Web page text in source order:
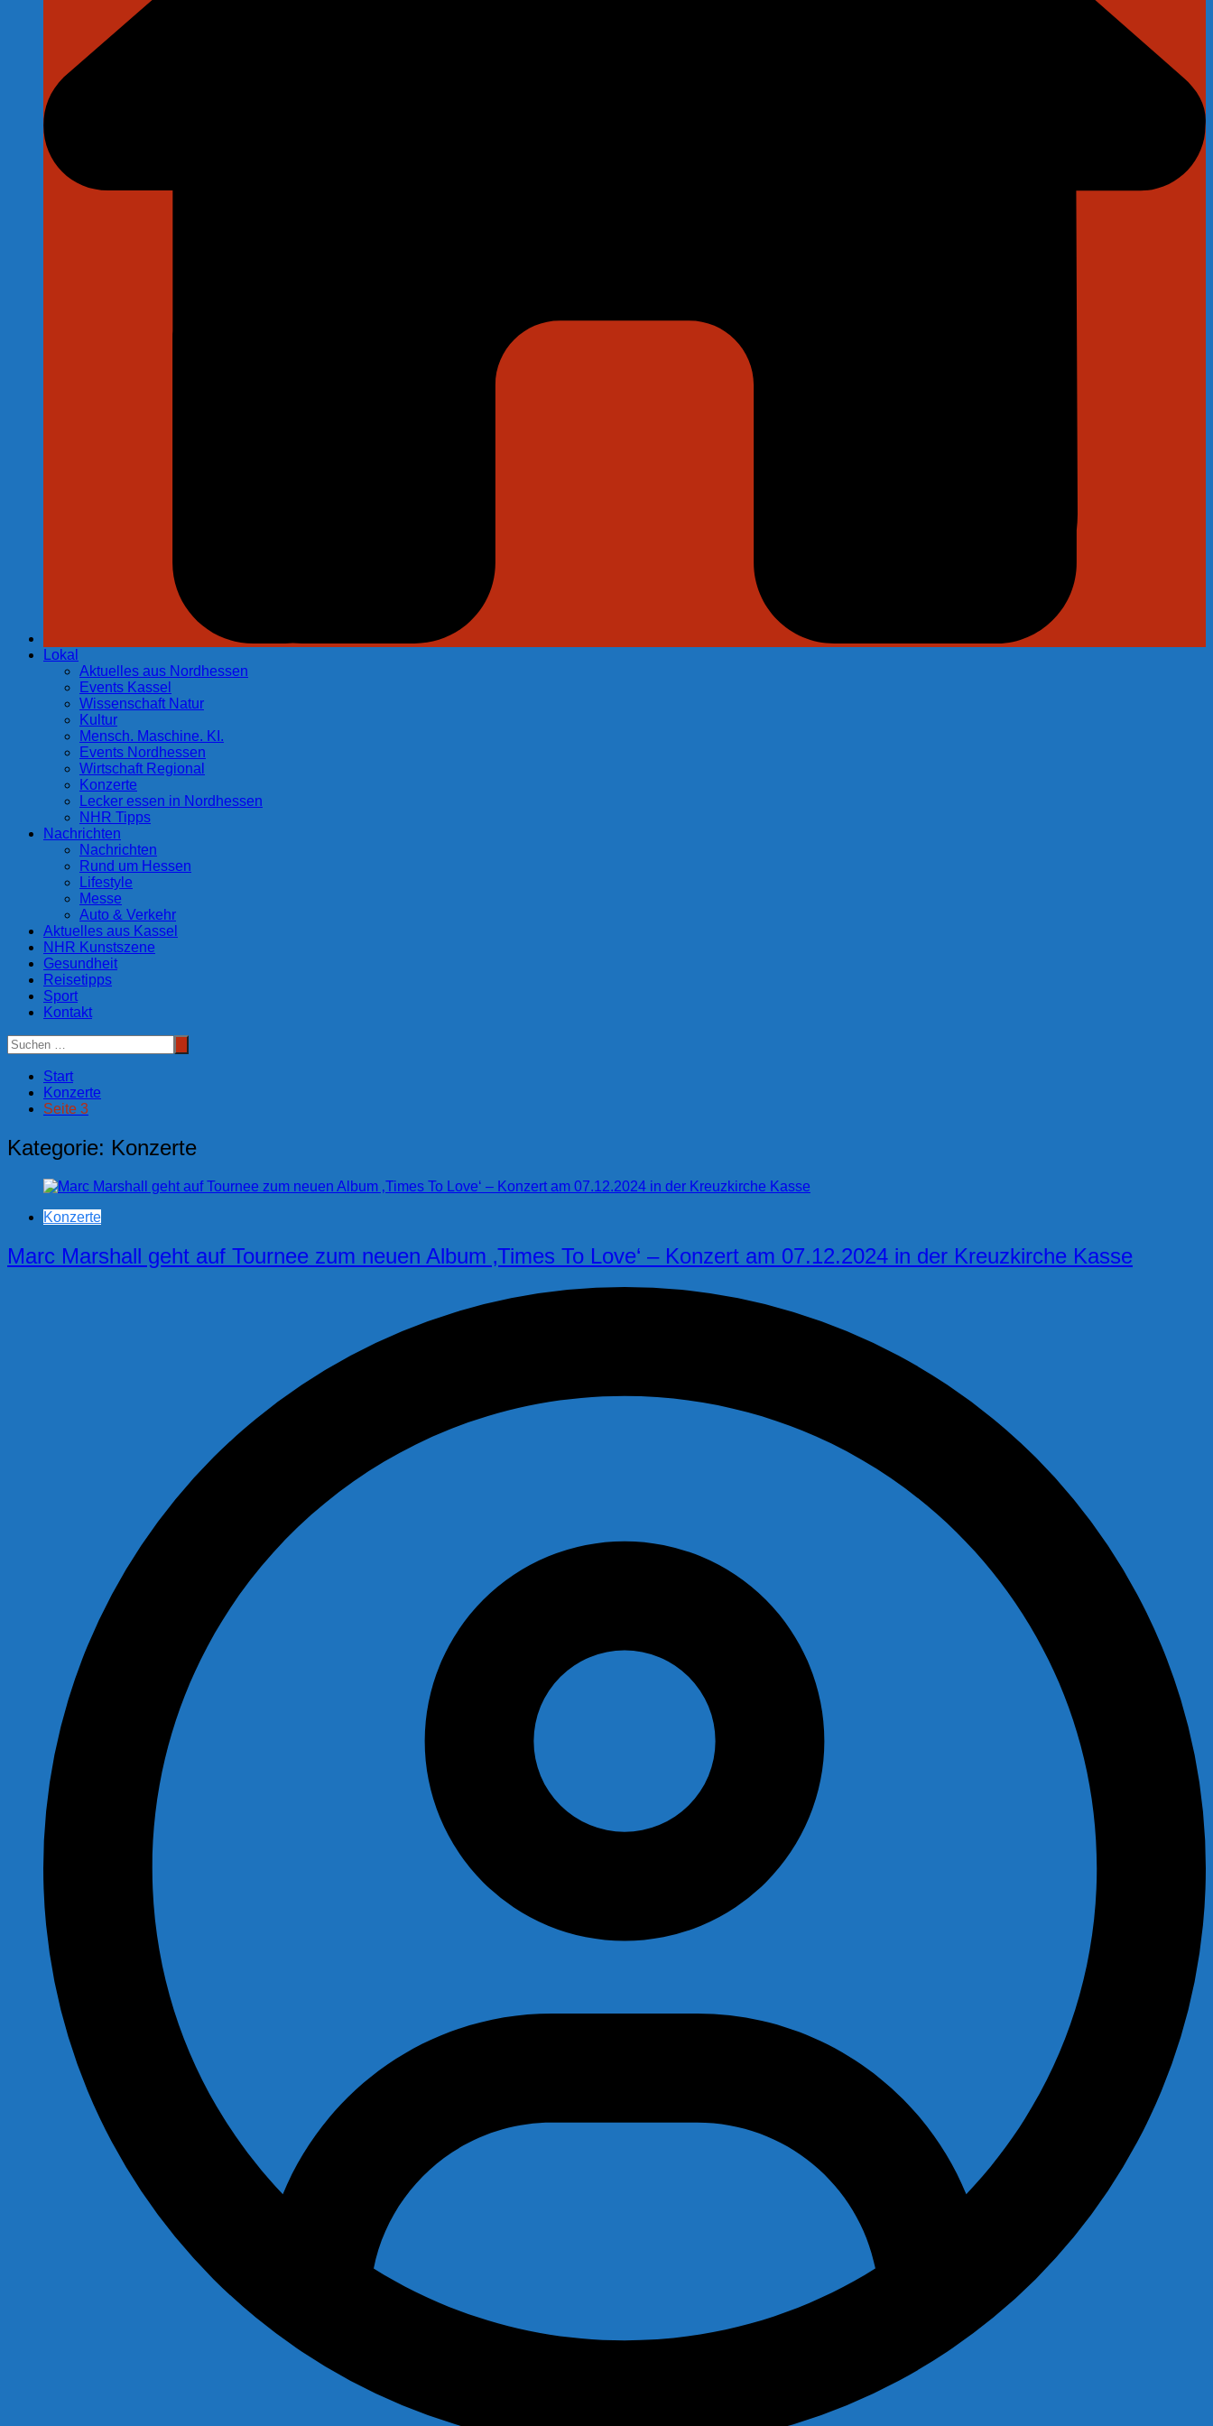
Lokal
Aktuelles aus Nordhessen
Events Kassel
Wissenschaft Natur
Kultur
Mensch. Maschine. KI.
Events Nordhessen
Wirtschaft Regional
Konzerte
Lecker essen in Nordhessen
NHR Tipps
Nachrichten
Nachrichten
Rund um Hessen
Lifestyle
Messe
Auto & Verkehr
Aktuelles aus Kassel
NHR Kunstszene
Gesundheit
Reisetipps
Sport
Kontakt
Start
Konzerte
Seite 3
Kategorie: Konzerte
Konzerte
Marc Marshall geht auf Tournee zum neuen Album ‚Times To Love‘ – Konzert am 07.12.2024 in der Kreuzkirche Kasse